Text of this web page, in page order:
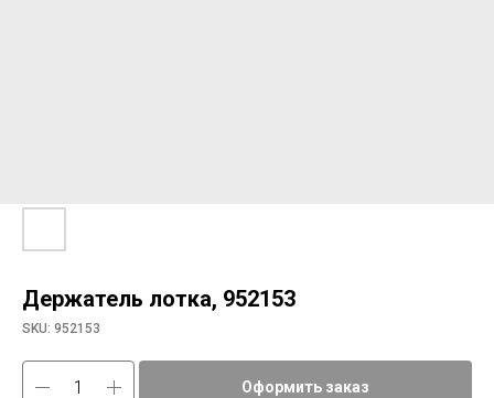
Держатель лотка, 952153
SKU: 952153
Оформить заказ